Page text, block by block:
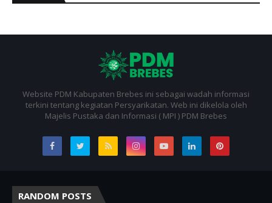
Website PDM Kabupaten Brebes ini sebagai wadah informasi
terkini tentang kegiatan Persyarikatan. Web ini dikelola oleh
Majelis Pustaka dan Informasi ( MPI ) PDM Brebes
RANDOM POSTS